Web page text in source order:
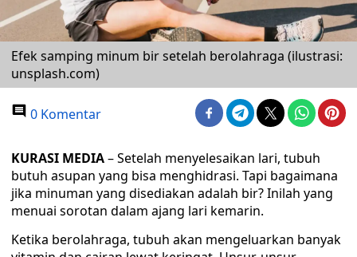
Efek samping minum bir setelah berolahraga (ilustrasi:
unsplash.com)
0 Komentar
KURASI MEDIA– Setelah menyelesaikan lari, tubuh
butuh asupan yang bisa menghidrasi. Tapi bagaimana
jika minuman yang disediakan adalah bir? Inilah yang
menuai sorotan dalam ajang lari kemarin.
Ketika berolahraga, tubuh akan mengeluarkan banyak